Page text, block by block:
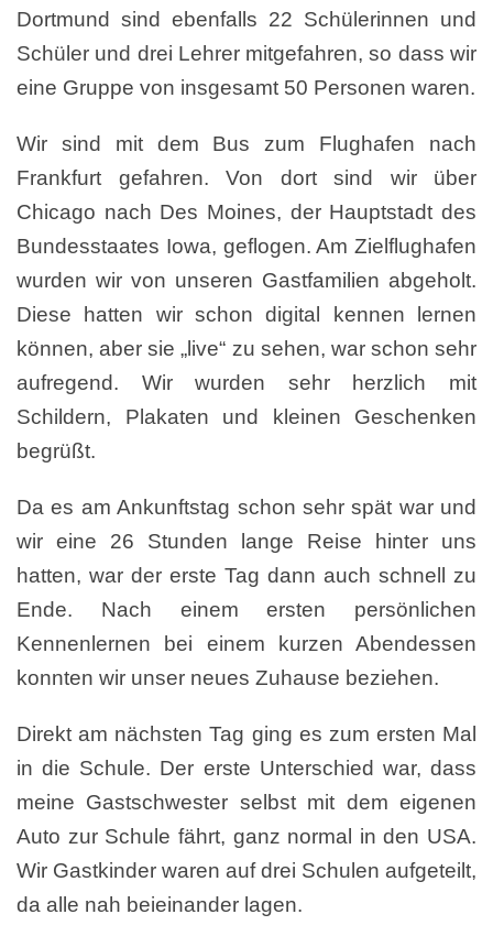
Dortmund sind ebenfalls 22 Schülerinnen und
Schüler und drei Lehrer mitgefahren, so dass wir
eine Gruppe von insgesamt 50 Personen waren.
Wir sind mit dem Bus zum Flughafen nach
Frankfurt gefahren. Von dort sind wir über
Chicago nach Des Moines, der Hauptstadt des
Bundesstaates Iowa, geflogen. Am Zielflughafen
wurden wir von unseren Gastfamilien abgeholt.
Diese hatten wir schon digital kennen lernen
können, aber sie „live“ zu sehen, war schon sehr
aufregend. Wir wurden sehr herzlich mit
Schildern, Plakaten und kleinen Geschenken
begrüßt.
Da es am Ankunftstag schon sehr spät war und
wir eine 26 Stunden lange Reise hinter uns
hatten, war der erste Tag dann auch schnell zu
Ende. Nach einem ersten persönlichen
Kennenlernen bei einem kurzen Abendessen
konnten wir unser neues Zuhause beziehen.
Direkt am nächsten Tag ging es zum ersten Mal
in die Schule. Der erste Unterschied war, dass
meine Gastschwester selbst mit dem eigenen
Auto zur Schule fährt, ganz normal in den USA.
Wir Gastkinder waren auf drei Schulen aufgeteilt,
da alle nah beieinander lagen.